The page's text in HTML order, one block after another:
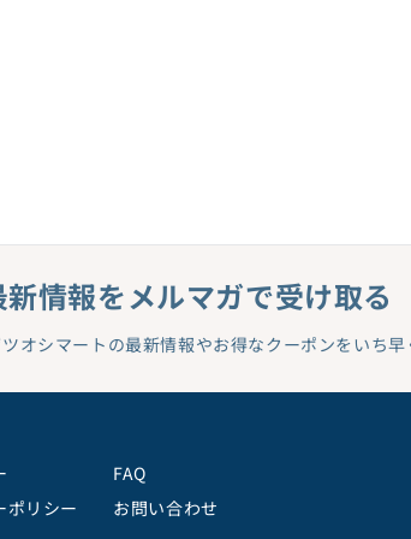
新情報をメルマガで受け取る
オシマートの最新情報やお得なクーポンをいち早
ポリシー
FAQ
お問い合わせ